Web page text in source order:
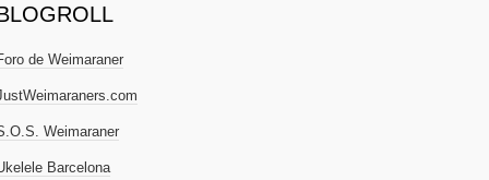
de Weimaraner
Weimaraner
Barcelona